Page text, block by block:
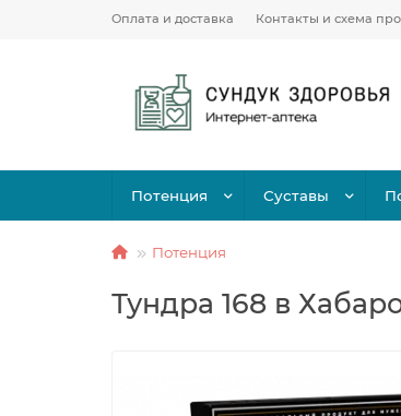
Оплата и доставка Контакты и схема
Потенция Суставы
Потенция
Тундра 168 в